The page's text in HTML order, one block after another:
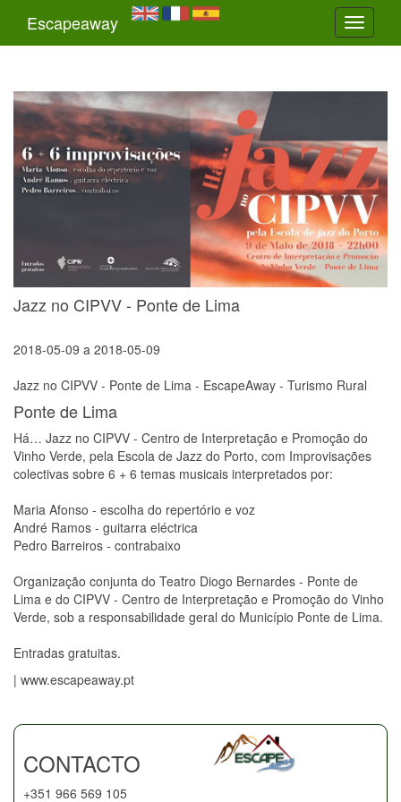
Toggle
Escapeaway
Jazz no CIPVV - Ponte de Lima
2018-05-09 a 2018-05-09
Jazz no CIPVV - Ponte de Lima - EscapeAway - Turismo Rural
Ponte de Lima
Há… Jazz no CIPVV - Centro de Interpretação e Promoção do
Vinho Verde, pela Escola de Jazz do Porto, com Improvisações
colectivas sobre 6 + 6 temas musicais interpretados por:
Maria Afonso - escolha do repertório e voz
André Ramos - guitarra eléctrica
Pedro Barreiros - contrabaixo
Organização conjunta do Teatro Diogo Bernardes - Ponte de
Lima e do CIPVV - Centro de Interpretação e Promoção do Vinho
Verde, sob a responsabilidade geral do Município Ponte de Lima.
Entradas gratuitas.
| www.escapeaway.pt
CONTACTO
+351 966 569 105